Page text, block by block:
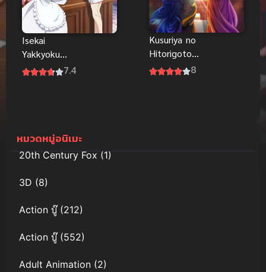
Isekai
Yakkyoku
เภสัชกรเทพ7.4
Kusuriya no
Hitorigoto
(2023) สืบคดี
8
หมวดหมู่อนิเมะ
20th Century Fox(1)
3D (8)
Action บู๊(212)
Action บู๊(552)
Adult Animation (2)